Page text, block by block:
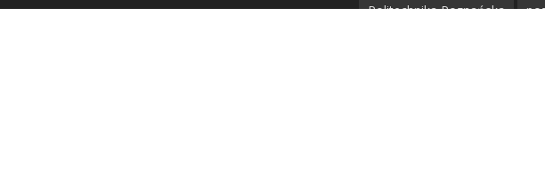
Politechnika Poznańska